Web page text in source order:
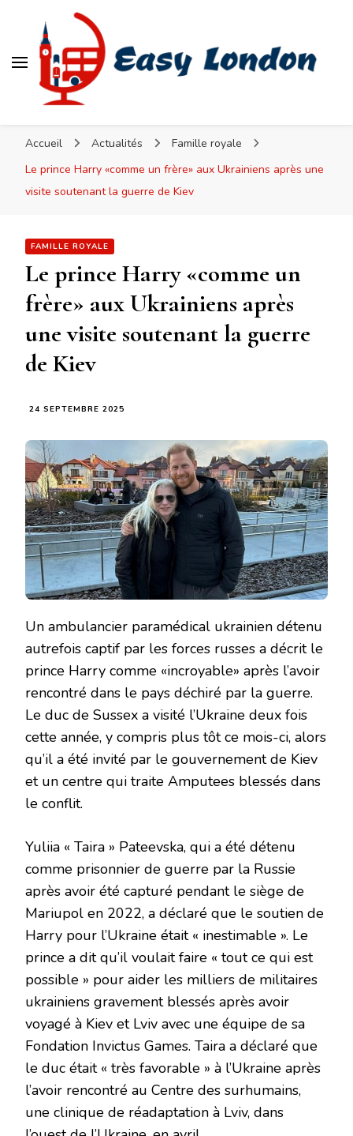
Accueil Actualités
Famille royale
Le prince Harry «comme un frère» aux Ukrainiens après une
visite soutenant la guerre de Kiev
FAMILLE ROYALE
Le prince Harry «comme un
frère» aux Ukrainiens après
une visite soutenant la guerre
de Kiev
24 SEPTEMBRE 2025
Un ambulancier paramédical ukrainien détenu
autrefois captif par les forces russes a décrit le
prince Harry comme «incroyable» après l’avoir
rencontré dans le pays déchiré par la guerre.
Le duc de Sussex a visité l’Ukraine deux fois
cette année, y compris plus tôt ce mois-ci, alors
qu’il a été invité par le gouvernement de Kiev
et un centre qui traite Amputees blessés dans
le conflit.
Yuliia « Taira » Pateevska, qui a été détenu
comme prisonnier de guerre par la Russie
après avoir été capturé pendant le siège de
Mariupol en 2022, a déclaré que le soutien de
Harry pour l’Ukraine était « inestimable ». Le
prince a dit qu’il voulait faire « tout ce qui est
possible » pour aider les milliers de militaires
ukrainiens gravement blessés après avoir
voyagé à Kiev et Lviv avec une équipe de sa
Fondation Invictus Games. Taira a déclaré que
le duc était « très favorable » à l’Ukraine après
l’avoir rencontré au Centre des surhumains,
une clinique de réadaptation à Lviv, dans